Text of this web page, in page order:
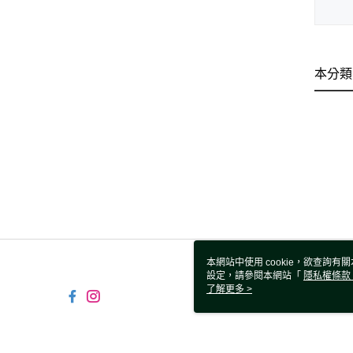
本分
本網站中使用 cookie，欲查詢有
設定，請參閱本網站「 隱私權條款
使用 cookie。
了解更多 >